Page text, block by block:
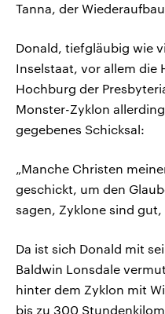
Tanna, der
Donald, tiefgläubig wie
Inselstaat, vor allem die
Hochburg der
Monster-Zyklon
gegebenes Schicksal:
„Manche Christen
geschickt, um den
sagen, Zyklone sind gut,
Da ist sich Donald mit
Baldwin Lonsdale
hinter dem Zyklon mit
bis zu 300